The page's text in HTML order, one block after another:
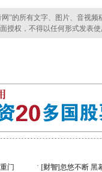
的所有文字、图片、音视频
授权，不得以任何形式发表
门 · [财智]忽悠不断 黑